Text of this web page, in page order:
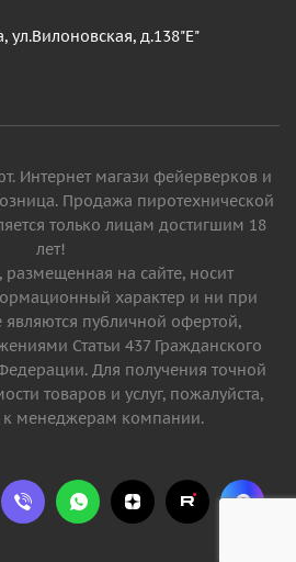
ул.Вилоновская, д.138"Е"
Интернет магази фейерверков и
Продажа пиротехнической
только лицам достигшим 18
лет!
на сайте, носит
характер и ни при
являются публичной офертой,
Статьи 437 Гражданского
Для получения точной
товаров и услуг, пожалуйста,
к менеджерам компании.